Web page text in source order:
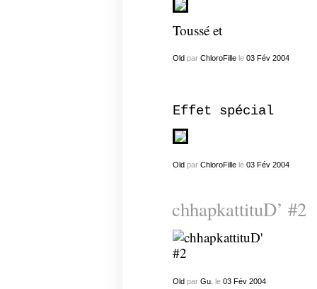
Toussé et
Old par ChloroFillele 03 Fév 2004
Effet spécial
Oldpar ChloroFillele 03 Fév 2004
chhapkattituD’ #2
Oldpar Gu. le 03 Fév 2004